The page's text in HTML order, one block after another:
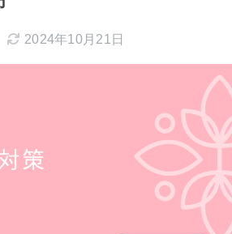
2024年10月21日